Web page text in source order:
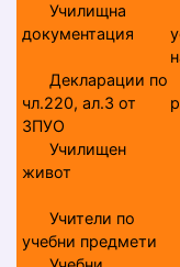
Училищна
документация
Декларации по
чл.220, ал.3 от
ЗПУО
Училищен
живот
Учители по
учебни предмети